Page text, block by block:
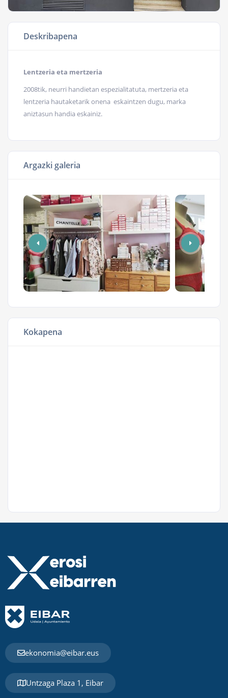
Deskribapena
Lentzeria eta mertzeria
2008tik, neurri handietan espezialitatuta, mertzeria eta
lentzeria hautaketarik onena eskaintzen dugu, marka
aniztasun handia eskainiz.
Argazki galeria
Kokapena
ekonomia@eibar.eus
Untzaga Plaza 1, Eibar